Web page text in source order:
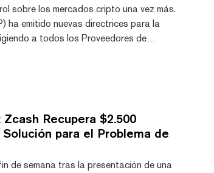
sobre los mercados cripto una vez más.
ha emitido nuevas directrices para la
a todos los Proveedores de
con licencia que implementen rigurosos
Recupera $2.500
para el Problema de
de semana tras la presentación de una